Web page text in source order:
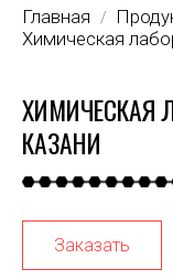
Главная /
Химическая
ХИМИЧЕСКАЯ
КАЗАНИ
Заказать